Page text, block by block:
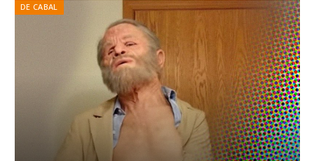
DE CABAL